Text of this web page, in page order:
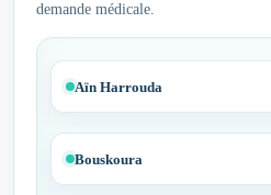
demande médicale.
Aïn Harrouda
Bouskoura